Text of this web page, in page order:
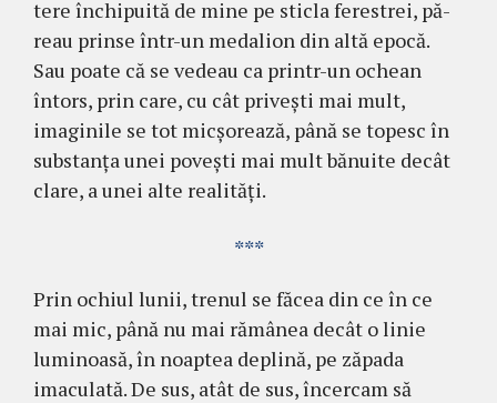
tere închipuită de mine pe sticla ferestrei, pă­
reau prinse într-un medalion din altă epocă.
Sau poate că se vedeau ca printr-un ochean
întors, prin care, cu cât priveşti mai mult,
imaginile se tot micşorează, până se topesc în
substanţa unei poveşti mai mult bănuite decât
clare, a unei alte realităţi.
***
Prin ochiul lunii, trenul se făcea din ce în ce
mai mic, până nu mai rămânea decât o linie
luminoasă, în noaptea deplină, pe zăpada
imaculată. De sus, atât de sus, încercam să